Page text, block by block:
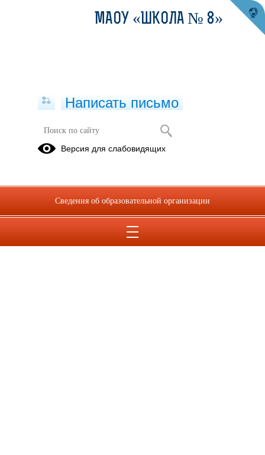
МАОУ «ШКОЛА № 8»
Написать письмо
Версия для слабовидящих
Сведения об образовательной организации